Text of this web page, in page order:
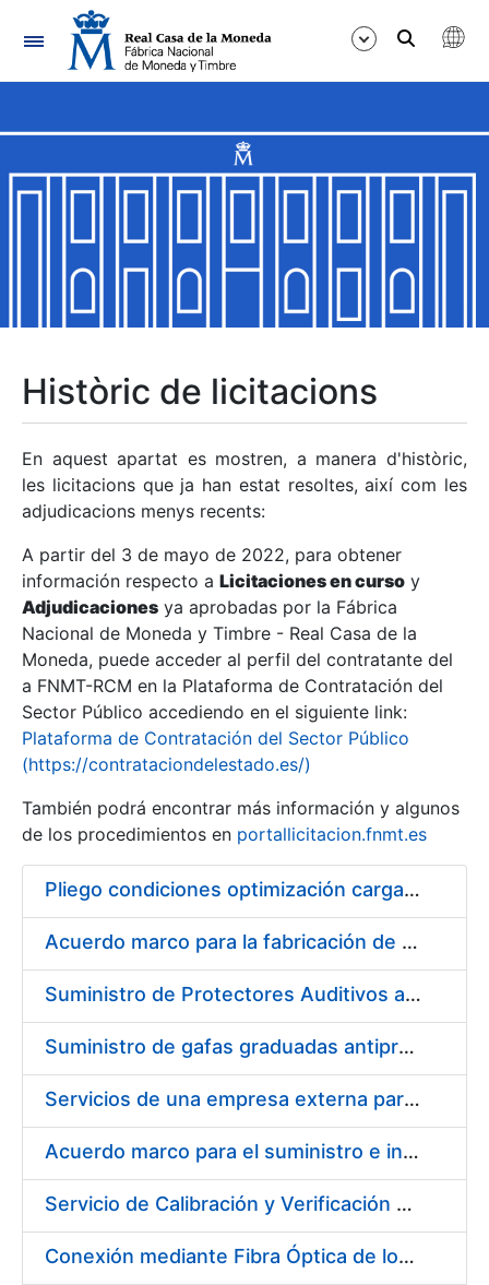
Navegació
Mostra/Amaga
Mostra/Amaga
Mostra/Amaga
Mostra/Amaga
Mostra/Amaga
Mostra/Amaga
Històric de licitacions
En aquest apartat es mostren, a manera d'històric,
les licitacions que ja han estat resoltes, així com les
adjudicacions menys recents:
A partir del 3 de mayo de 2022, para obtener
información respecto a Licitaciones en curso y
Adjudicaciones ya aprobadas por la Fábrica
Nacional de Moneda y Timbre - Real Casa de la
Moneda, puede acceder al perfil del contratante del
a FNMT-RCM en la Plataforma de Contratación del
Sector Público accediendo en el siguiente link:
Plataforma de Contratación del Sector Público
(https://contrataciondelestado.es/)
También podrá encontrar más información y algunos
de los procedimientos en portallicitacion.fnmt.es
Pliego condiciones optimización cargas compras firmado
Acuerdo marco para la fabricación de piezas
Suministro de Protectores Auditivos a medida para las personas trabajadoras de los Centros de Trabajo de Madrid y Burgos
Suministro de gafas graduadas antiproyecciones para los trabajadores de la FNMT-RCM en los centros de trabajo de Madrid y Burgos
Servicios de una empresa externa para el asesoramiento y resolución de los recursos de alzada que se presentan relacionados con procesos de selección para la FNMT-RCM
Acuerdo marco para el suministro e instalación de persianas, estores y otros complementos
Servicio de Calibración y Verificación Externa de los Equipos de Medición del Servicio de Prevención de la FNMT-RCM
Conexión mediante Fibra Óptica de los Centros de Proceso de Datos (CPDs) de las sedes de la FNMT-RCM de Burgos y Madrid